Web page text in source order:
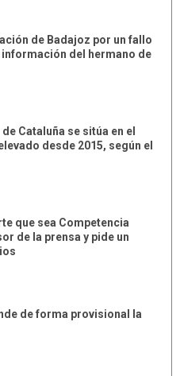
de Badajoz por un fallo
del hermano de
Cataluña se sitúa en el
desde 2015, según el
que sea Competencia
de la prensa y pide un
de forma provisional la